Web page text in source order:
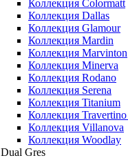
Коллекция Colormatt
Коллекция Dallas
Коллекция Glamour
Коллекция Mardin
Коллекция Marvinton
Коллекция Minerva
Коллекция Rodano
Коллекция Serena
Коллекция Titanium
Коллекция
Коллекция Villanova
Коллекция Woodlay
Dual Gres